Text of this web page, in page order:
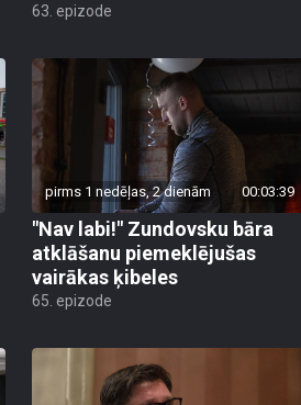
63. epizode
pirms 1 nedēļas, 2 dienām 00:03:39
"Nav labi!" Zundovsku bāra
atklāšanu piemeklējušas
vairākas ķibeles
65. epizode